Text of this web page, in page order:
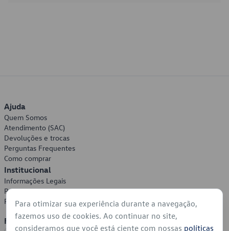
Ajuda
Quem Somos
Atendimento (SAC)
Devoluções e trocas
Perguntas Frequentes
Como comprar
Institucional
Informações Legais
Política de Privacidade
Política de Cookies
Formas de Pagamento
Para otimizar sua experiência durante a navegação,
fazemos uso de cookies. Ao continuar no site,
consideramos que você está ciente com nossas políticas